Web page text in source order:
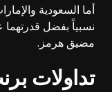
أما السعودية
نسبياً بفضل قدرتهما
مضيق هرمز.
تداولات